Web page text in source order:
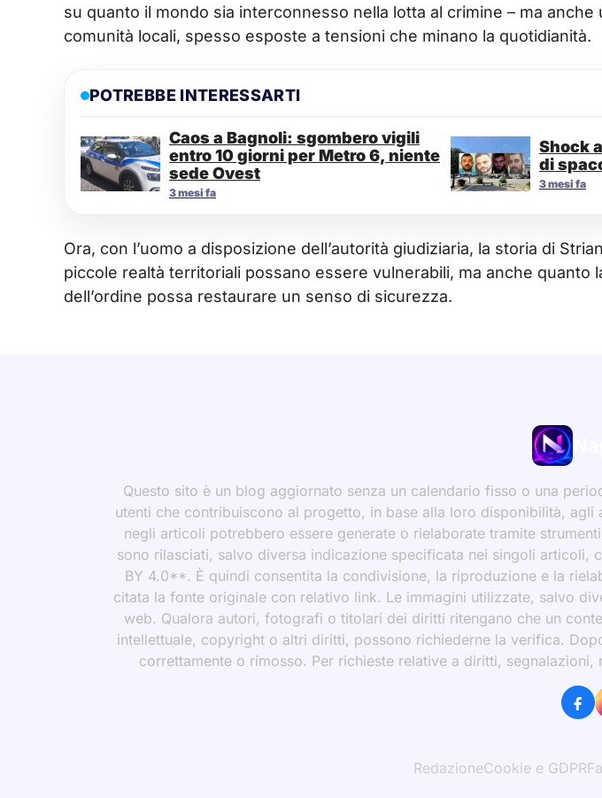
su quanto il mondo sia interconnesso nella lotta al crimine – ma
comunità locali, spesso esposte a tensioni che minano la quotidianità.
POTREBBE INTERESSARTI
Caos a Bagnoli: sgombero vigili
entro 10 giorni per Metro 6, niente
sede Ovest
3 mesi fa
Shock
di
3 mesi fa
Ora, con l’uomo a disposizione dell’autorità giudiziaria, la storia di
piccole realtà territoriali possano essere vulnerabili, ma anche quanto
dell’ordine possa restaurare un senso di sicurezza.
Questo sito è un blog aggiornato senza un calendario fisso o una
utenti che contribuiscono al progetto, in base alla loro disponibilità, agli
negli articoli potrebbero essere generate o rielaborate tramite
sono rilasciati, salvo diversa indicazione specificata nei singoli
BY 4.0**. È quindi consentita la condivisione, la riproduzione e la
citata la fonte originale con relativo link. Le immagini utilizzate, salvo
web. Qualora autori, fotografi o titolari dei diritti ritengano che un
intellettuale, copyright o altri diritti, possono richiederne la verifica.
correttamente o rimosso. Per richieste relative a diritti,
RedazioneCookie e GDPR